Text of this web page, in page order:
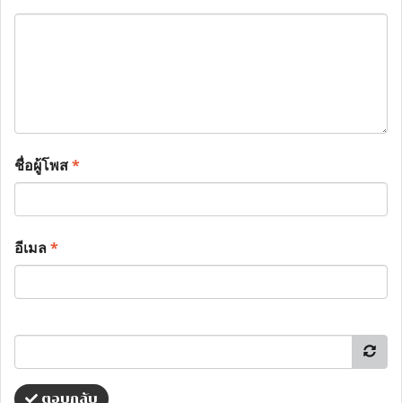
ชื่อผู้โพส*
อีเมล*
ตอบกลับ